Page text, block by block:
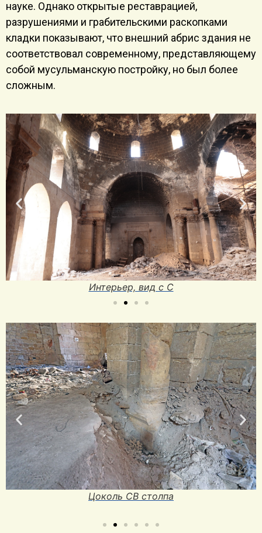
науке. Однако открытые реставрацией,
разрушениями и грабительскими раскопками
кладки показывают, что внешний абрис здания не
соответствовал современному, представляющему
собой мусульманскую постройку, но был более
сложным.
Центральная подпружная арка, вид с В
Основание арки к северу от СВ столпа